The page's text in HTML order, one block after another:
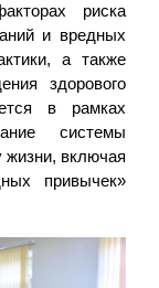
риска
и вредных
а также
здорового
в рамках
системы
жизни, включая
привычек»